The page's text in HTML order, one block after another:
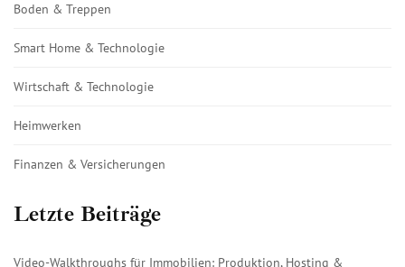
Boden & Treppen
Smart Home & Technologie
Wirtschaft & Technologie
Heimwerken
Finanzen & Versicherungen
Letzte Beiträge
Video-Walkthroughs für Immobilien: Produktion, Hosting &